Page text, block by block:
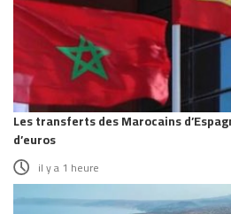
Les transferts des Marocains
d’euros
il y a 1 heure